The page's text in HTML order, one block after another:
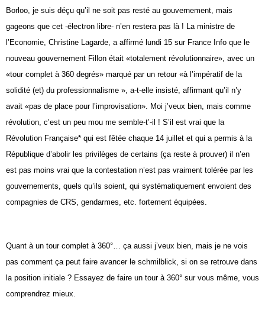
Borloo, je suis déçu qu’il ne soit pas resté au gouvernement, mais
gageons que cet -électron libre- n’en restera pas là ! La ministre de
l’Economie, Christine Lagarde, a affirmé lundi 15 sur France Info que le
nouveau gouvernement Fillon était «totalement révolutionnaire», avec un
«tour complet à 360 degrés» marqué par un retour «à l’impératif de la
solidité (et) du professionnalisme », a-t-elle insisté, affirmant qu’il n’y
avait «pas de place pour l’improvisation». Moi j’veux bien, mais comme
révolution, c’est un peu mou me semble-t’-il ! S’il est vrai que la
Révolution Française* qui est fêtée chaque 14 juillet et qui a permis à la
République d’abolir les privilèges de certains (ça reste à prouver) il n’en
est pas moins vrai que la contestation n’est pas vraiment tolérée par les
gouvernements, quels qu’ils soient, qui systématiquement envoient des
compagnies de CRS, gendarmes, etc. fortement équipées.
Quant à un tour complet à 360°… ça aussi j’veux bien, mais je ne vois
pas comment ça peut faire avancer le schmilblick, si on se retrouve dans
la position initiale ? Essayez de faire un tour à 360° sur vous même, vous
comprendrez mieux.